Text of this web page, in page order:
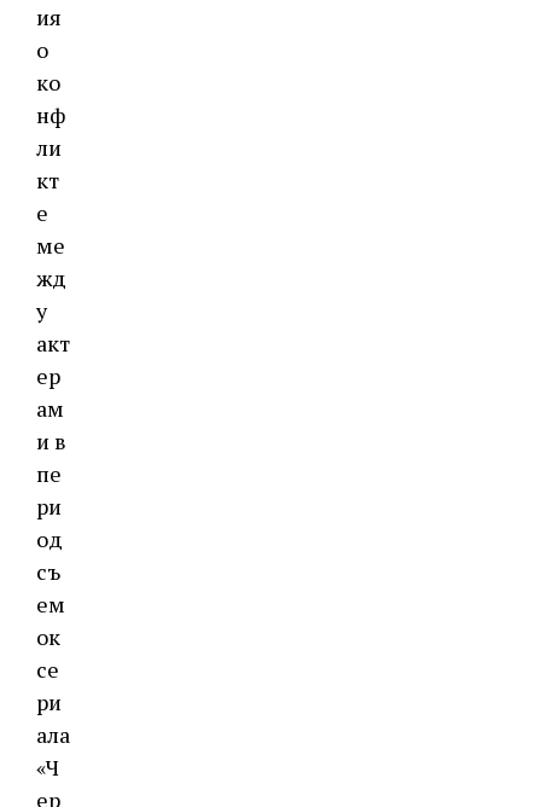
ия
о
ко
нф
ли
кт
е
ме
жд
у
акт
ер
ам
и в
пе
ри
од
съ
ем
ок
се
ри
ала
«Ч
ер